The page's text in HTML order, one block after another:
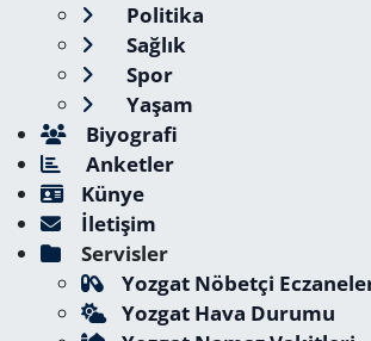
Politika
Sağlık
Spor
Yaşam
Biyografi
Anketler
Künye
İletişim
Servisler
Yozgat Nöbetçi
Yozgat Hava Durumu